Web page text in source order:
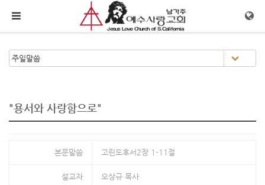
메뉴 건너뛰기
"용서와 사랑함으로"
본문말씀 고린도후서2장 1-11절
설교자 오상규 목사